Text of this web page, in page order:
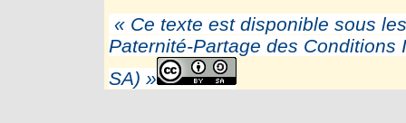
« Ce texte est disponible sous
Paternité-Partage des Conditions
SA) »